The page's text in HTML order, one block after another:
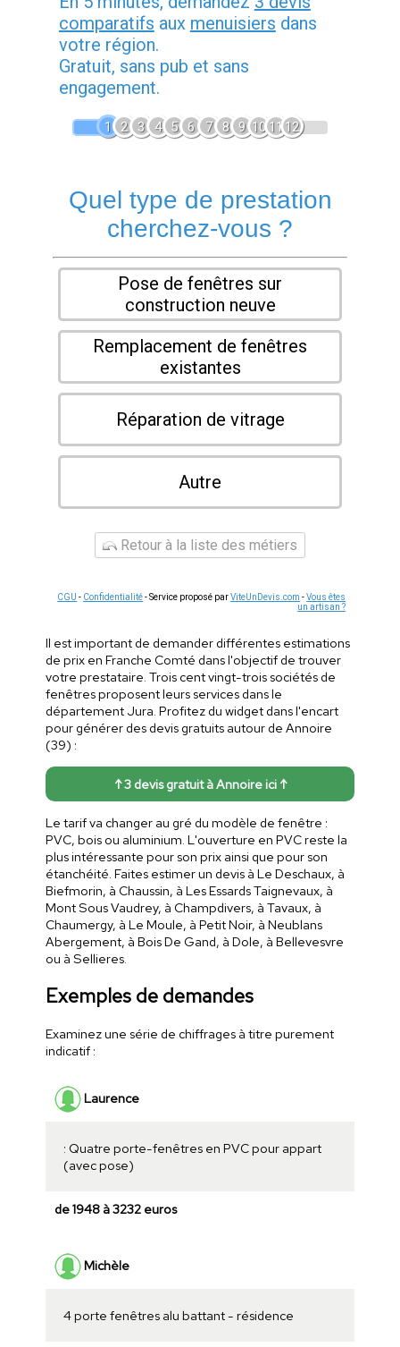
comparatifs aux menuisiers dans
votre région.
Gratuit, sans pub et sans
engagement.
1 2 3 4 5 6 7 8 9 1011 12
Quel type de prestation
cherchez-vous ?
Pose de fenêtres sur
construction neuve
Remplacement de fenêtres
existantes
Réparation de vitrage
Autre
Retour à la liste des métiers
CGU - Confidentialité- Service proposé parViteUnDevis.com -Vous êtes
un artisan ?
Il est important de demander différentes estimations
de prix en Franche Comté dans l'objectif de trouver
votre prestataire. Trois cent vingt-trois sociétés de
fenêtres proposent leurs services dans le
département Jura. Profitez du widget dans l'encart
pour générer des devis gratuits autour de Annoire
(39) :
↑ 3 devis gratuit à Annoire ici ↑
Le tarif va changer au gré du modèle de fenêtre :
PVC, bois ou aluminium. L'ouverture en PVC reste la
plus intéressante pour son prix ainsi que pour son
étanchéité. Faites estimer un devis à Le Deschaux, à
Biefmorin, à Chaussin, à Les Essards Taignevaux, à
Mont Sous Vaudrey, à Champdivers, à Tavaux, à
Chaumergy, à Le Moule, à Petit Noir, à Neublans
Abergement, à Bois De Gand, à Dole, à Bellevesvre
ou à Sellieres.
Exemples de demandes
Examinez une série de chiffrages à titre purement
indicatif :
Laurence
: Quatre porte-fenêtres en PVC pour appart
(avec pose)
de 1948 à 3232 euros
Michèle
4 porte fenêtres alu battant - résidence